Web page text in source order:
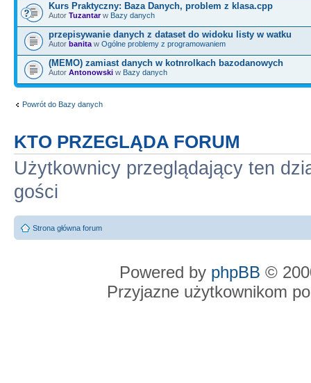
Kurs Praktyczny: Baza Danych, problem z klasa.cpp
Autor Tuzantarw Bazy danych
przepisywanie danych z dataset do widoku listy w watku
Autor banita w Ogólne problemy z programowaniem
(MEMO) zamiast danych w kotnrolkach bazodanowych
Autor Antonowski w Bazy danych
Powrót do Bazy danych
KTO PRZEGLĄDA FORUM
Użytkownicy przeglądający ten
gości
Strona główna forum
Powered by phpBB ©
Przyjazne użytkownikom